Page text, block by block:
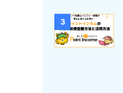
3